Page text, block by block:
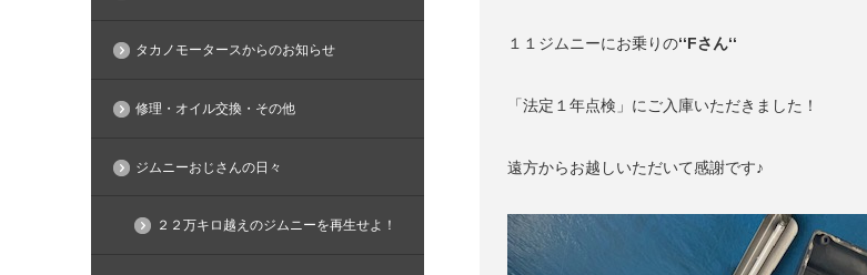
１１ジムニーにお乗りの‘‘Fさん‘‘
「法定１年点検」にご入庫いただきました！
遠方からお越しいただいて感謝です♪
タカノモータースからのお知らせ
修理・オイル交換・その他
ジムニーおじさんの日々
２２万キロ越えのジムニーを再生せよ！